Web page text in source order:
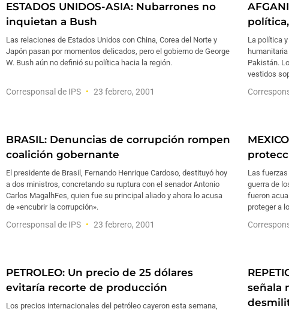
ESTADOS UNIDOS-ASIA: Nubarrones no
inquietan a Bush
Las relaciones de Estados Unidos con China, Corea del Norte y
Japón pasan por momentos delicados, pero el gobierno de George
W. Bush aún no definió su política hacia la región.
Corresponsal de IPS 23 febrero, 2001
La política
Pakistán.
vestidos
BRASIL: Denuncias de corrupción rompen
coalición gobernante
El presidente de Brasil, Fernando Henrique Cardoso, destituyó hoy
a dos ministros, concretando su ruptura con el senador Antonio
Carlos MagalhFes, quien fue su principal aliado y ahora lo acusa
de «encubrir la corrupción».
Corresponsal de IPS 23 febrero, 2001
Las
guerra de
fueron
proteger a
PETROLEO: Un precio de 25 dólares
evitaría recorte de producción
Los precios internacionales del petróleo cayeron esta semana,
señala